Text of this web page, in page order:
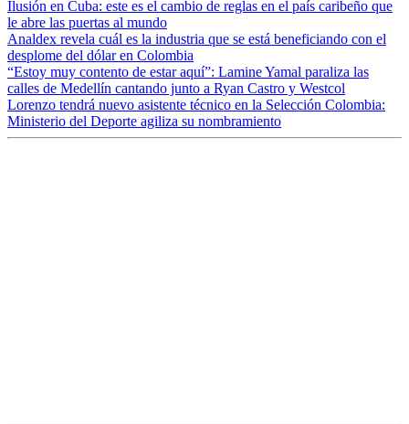
Ilusión en Cuba: este es el cambio de reglas en el país caribeño que
le abre las puertas al mundo
Analdex revela cuál es la industria que se está beneficiando con el
desplome del dólar en Colombia
“Estoy muy contento de estar aquí”: Lamine Yamal paraliza las
calles de Medellín cantando junto a Ryan Castro y Westcol
Lorenzo tendrá nuevo asistente técnico en la Selección Colombia:
Ministerio del Deporte agiliza su nombramiento